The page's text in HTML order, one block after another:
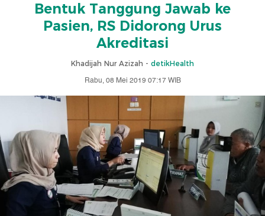
Bentuk Tanggung Jawab ke
Pasien, RS Didorong Urus
Akreditasi
Khadijah Nur Azizah - detikHealth
Rabu, 08 Mei 2019 07:17 WIB